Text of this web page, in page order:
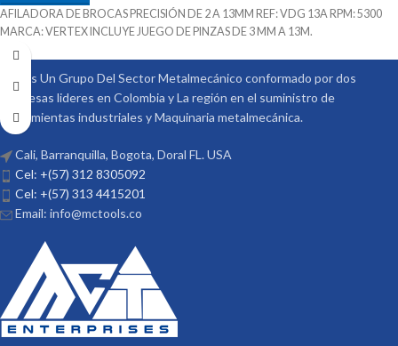
AFILADORA DE BROCAS PRECISIÓN DE 2 A 13MM REF: VDG 13A RPM: 5300
MARCA: VERTEX INCLUYE JUEGO DE PINZAS DE 3 MM A 13M.
Somos Un Grupo Del Sector Metalmecánico conformado por dos
empresas lideres en Colombia y La región en el suministro de
Herramientas industriales y Maquinaria metalmecánica.
Cali, Barranquilla, Bogota, Doral FL. USA
Cel: +(57) 312 8305092
Cel: +(57) 313 4415201
Email: info@mctools.co